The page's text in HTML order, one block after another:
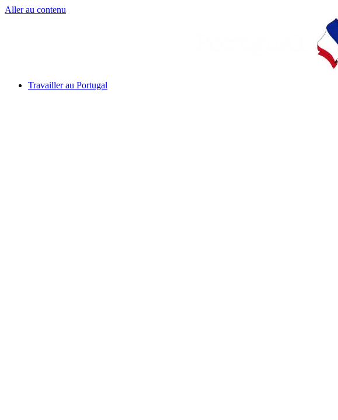
Aller au contenu
Travailler au Portugal